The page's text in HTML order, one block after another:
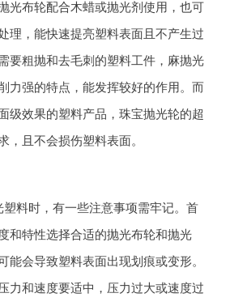
光布轮配合木蜡或抛光剂使用，也可
理，能快速提亮塑料表面且不产生过
要粗抛和去毛刺的塑料工件，麻抛光
力强的特点，能发挥较好的作用。而
级效果的塑料产品，珠宝抛光轮的超
，且不会损伤塑料表面。
料时，有一些注意事项需牢记。首
和特性选择合适的抛光布轮和抛光
能会导致塑料表面出现划痕或变形。
力和速度要适中，压力过大或速度过